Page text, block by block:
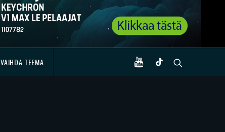
VAIHDA TEEMA